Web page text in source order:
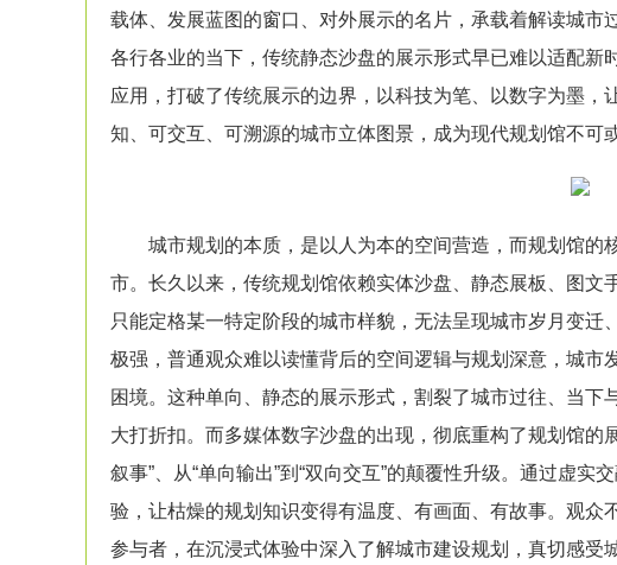
载体、发展蓝图的窗口、对外展示的名片，承载着解读城
各行各业的当下，传统静态沙盘的展示形式早已难以适配新
应用，打破了传统展示的边界，以科技为笔、以数字为墨
知、可交互、可溯源的城市立体图景，成为现代规划馆不可
城市规划 的本质，是以人为本的空间营造，而规划馆的
市。 长久以来，传统规划馆依赖实体沙盘 、静态展板、图
只能定格某一特定阶段的城市样貌，无法呈现城市岁月变
极强，普通观众难以读懂背后的空间逻辑与规划深意，城市
困境。这种单向、静态的展示形式，割裂了城市过往、当下
大打折扣。而多媒体数字沙盘的出现，彻底重构了规划馆的
叙事”、从“单向输出”到“双向交互”的颠覆性升级。 通过虚实
验，让枯燥的规划知识变得有温度、有画面、有故事。观
参与者，在沉浸式体验中深入了解城市建设规划，真切感受